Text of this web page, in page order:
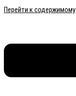
Перейти к содержимому